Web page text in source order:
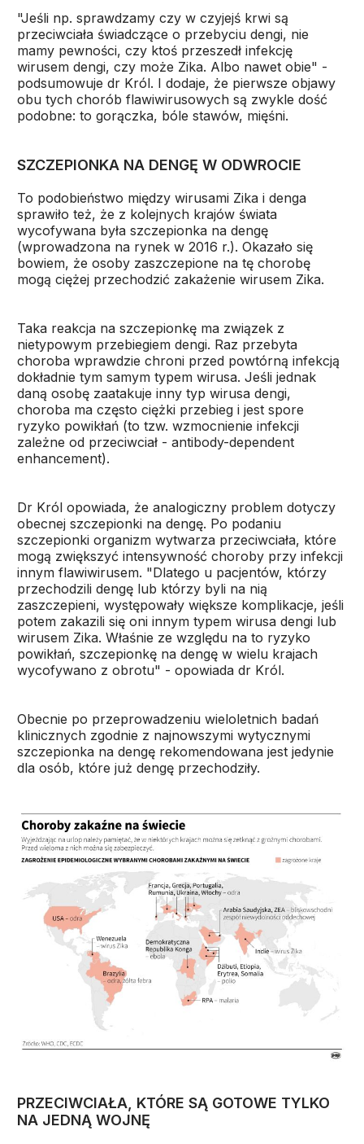
"Jeśli np. sprawdzamy czy w czyjejś krwi są
przeciwciała świadczące o przebyciu dengi, nie
mamy pewności, czy ktoś przeszedł infekcję
wirusem dengi, czy może Zika. Albo nawet obie" -
podsumowuje dr Król. I dodaje, że pierwsze objawy
obu tych chorób flawiwirusowych są zwykle dość
podobne: to gorączka, bóle stawów, mięśni.
SZCZEPIONKA NA DENGĘ W ODWROCIE
To podobieństwo między wirusami Zika i denga
sprawiło też, że z kolejnych krajów świata
wycofywana była szczepionka na dengę
(wprowadzona na rynek w 2016 r.). Okazało się
bowiem, że osoby zaszczepione na tę chorobę
mogą ciężej przechodzić zakażenie wirusem Zika.
Taka reakcja na szczepionkę ma związek z
nietypowym przebiegiem dengi. Raz przebyta
choroba wprawdzie chroni przed powtórną infekcją
dokładnie tym samym typem wirusa. Jeśli jednak
daną osobę zaatakuje inny typ wirusa dengi,
choroba ma często ciężki przebieg i jest spore
ryzyko powikłań (to tzw. wzmocnienie infekcji
zależne od przeciwciał - antibody-dependent
enhancement).
Dr Król opowiada, że analogiczny problem dotyczy
obecnej szczepionki na dengę. Po podaniu
szczepionki organizm wytwarza przeciwciała, które
mogą zwiększyć intensywność choroby przy infekcji
innym flawiwirusem. "Dlatego u pacjentów, którzy
przechodzili dengę lub którzy byli na nią
zaszczepieni, występowały większe komplikacje, jeśli
potem zakazili się oni innym typem wirusa dengi lub
wirusem Zika. Właśnie ze względu na to ryzyko
powikłań, szczepionkę na dengę w wielu krajach
wycofywano z obrotu" - opowiada dr Król.
Obecnie po przeprowadzeniu wieloletnich badań
klinicznych zgodnie z najnowszymi wytycznymi
szczepionka na dengę rekomendowana jest jedynie
dla osób, które już dengę przechodziły.
PRZECIWCIAŁA, KTÓRE SĄ GOTOWE TYLKO
NA JEDNĄ WOJNĘ